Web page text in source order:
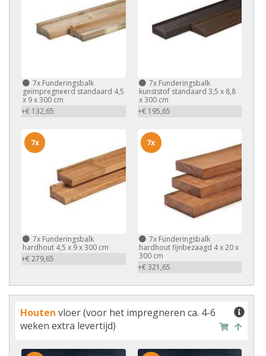
7x Funderingsbalk
geïmpregneerd standaard 4,5
x 9 x 300 cm
+€ 132,65
7xFunderingsbalk
kunststof standaard 3,5 x 8,8
x 300 cm
+€ 195,65
7x Funderingsbalk
hardhout 4,5 x 9 x 300 cm
+€ 279,65
7x
7xFunderingsbalk
hardhout fijnbezaagd 4 x 20 x
300 cm
+€ 321,65
7x
Houten vloer (voor het impregneren ca. 4-6
weken extra levertijd)